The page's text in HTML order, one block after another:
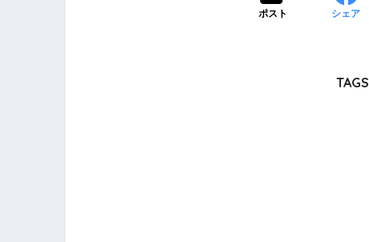
ポスト シェア